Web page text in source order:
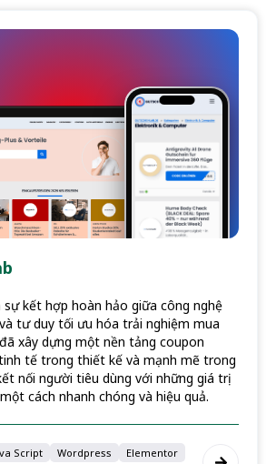
sự kết hợp hoàn hảo giữa công nghệ
tư duy tối ưu hóa trải nghiệm mua
xây dựng một nền tảng coupon
tế trong thiết kế và mạnh mẽ trong
nối người tiêu dùng với những giá trị
cách nhanh chóng và hiệu quả.
Script Wordpress
Elementor